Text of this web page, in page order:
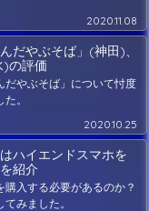
2020.11.08
だやぶそば」(神田)、
の評価
だやぶそば」について忖度
。
2020.10.25
ハイエンドスマホを
紹介
入する必要があるのか？
みました。